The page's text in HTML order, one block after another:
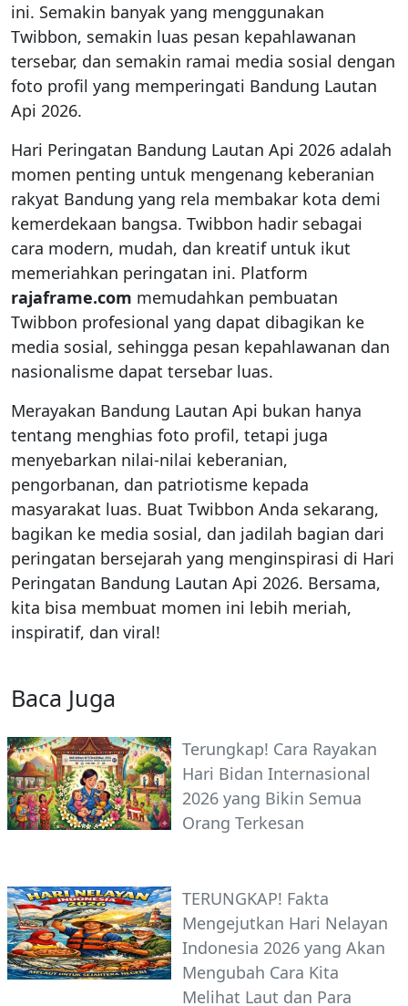
ini. Semakin banyak yang menggunakan
Twibbon, semakin luas pesan kepahlawanan
tersebar, dan semakin ramai media sosial dengan
foto profil yang memperingati Bandung Lautan
Api 2026.
Hari Peringatan Bandung Lautan Api 2026 adalah
momen penting untuk mengenang keberanian
rakyat Bandung yang rela membakar kota demi
kemerdekaan bangsa. Twibbon hadir sebagai
cara modern, mudah, dan kreatif untuk ikut
memeriahkan peringatan ini. Platform
rajaframe.com memudahkan pembuatan
Twibbon profesional yang dapat dibagikan ke
media sosial, sehingga pesan kepahlawanan dan
nasionalisme dapat tersebar luas.
Merayakan Bandung Lautan Api bukan hanya
tentang menghias foto profil, tetapi juga
menyebarkan nilai-nilai keberanian,
pengorbanan, dan patriotisme kepada
masyarakat luas. Buat Twibbon Anda sekarang,
bagikan ke media sosial, dan jadilah bagian dari
peringatan bersejarah yang menginspirasi di Hari
Peringatan Bandung Lautan Api 2026. Bersama,
kita bisa membuat momen ini lebih meriah,
inspiratif, dan viral!
Baca Juga
Terungkap! Cara Rayakan
Hari Bidan Internasional
2026 yang Bikin Semua
Orang Terkesan
TERUNGKAP! Fakta
Mengejutkan Hari Nelayan
Indonesia 2026 yang Akan
Mengubah Cara Kita
Melihat Laut dan Para